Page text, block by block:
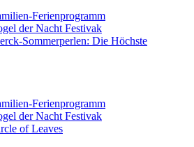
Ferienprogramm
der Nacht Festivak
Sommerperlen: Die Höchste
Ferienprogramm
der Nacht Festivak
of Leaves